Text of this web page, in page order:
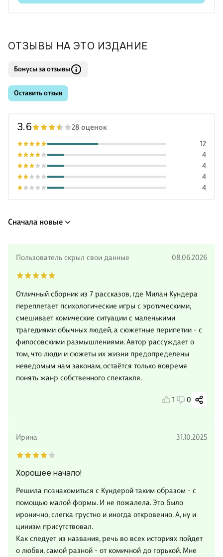
ОТЗЫВЫ НА ЭТО ИЗДАНИЕ
Бонусы за отзывы
Оставить отзыв
3.6 28 оценок
4
4
4
4
12
Сначала новые
Пользователь скрыл свои данные 08.06.2026
Отличный сборник из 7 рассказов, где Милан Кундера
переплетает психологические игры с эротическими,
смешивает комические ситуации с маленькими
трагедиями обычных людей, а сюжетные перипетии - с
филосовскими размышлениями. Автор рассуждает о
том, что люди и сюжеты их жизни предопределены
неведомым нам законам, остаётся только вовремя
понять жанр собственного спектакля.
1 0
Ирина 31.10.2025
Хорошее начало!
Решила познакомиться с Кундерой таким образом - с
помощью малой формы. И не пожалела. Это было
иронично, слегка грустно и иногда откровенно. А, ну и
цинизм присутствовал.
Как следует из названия, речь во всех историях пойдет
о любви, самой разной - от комичной до горькой. Мне